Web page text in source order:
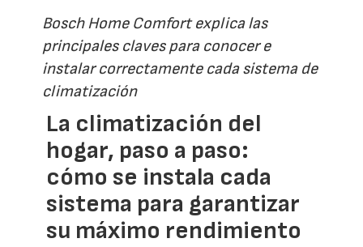
Bosch Home Comfort explica las
principales claves para conocer e
instalar correctamente cada sistema de
climatización
La climatización del
hogar, paso a paso:
cómo se instala cada
sistema para garantizar
su máximo rendimiento